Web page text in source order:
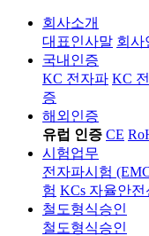
회사소개
대표인사말 회사
국내인증
KC 전자파 KC
증
해외인증
유럽 인증 CE
시험업무
전자파시험
험 KCs 자율안전
철도형식승인
철도형식승인